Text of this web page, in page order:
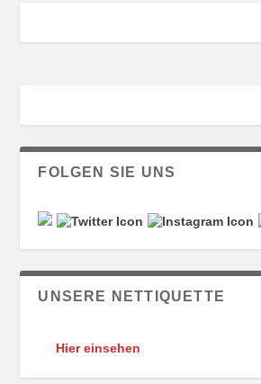
FOLGEN SIE UNS
UNSERE NETTIQUETTE
Hier einsehen